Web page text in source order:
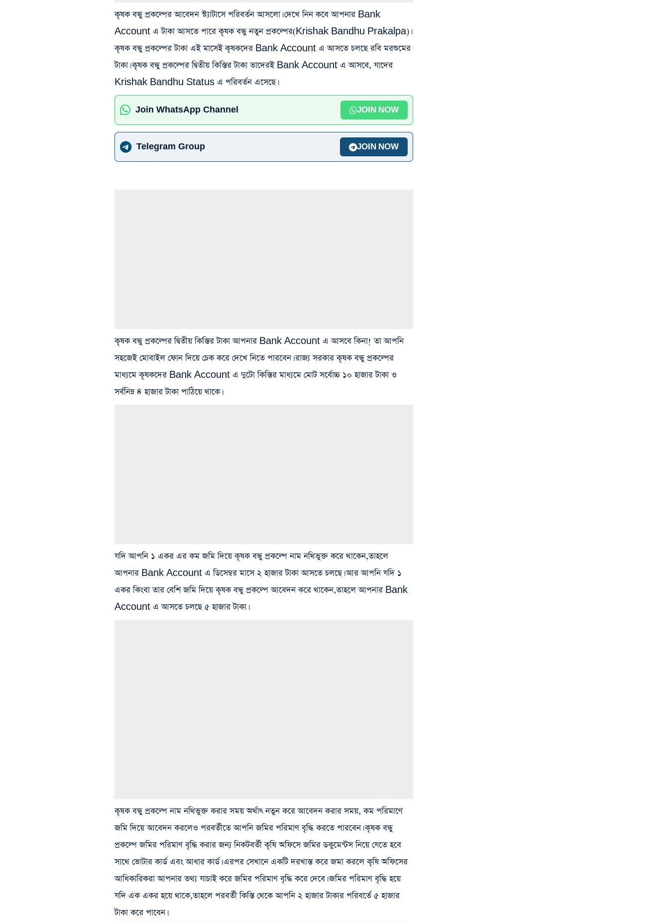
কৃষক বন্ধু প্রকল্পের আবেদন স্ট্যাটাসে পরিবর্তন আসলো। দেখে নিন কবে আপনার Bank
Account এ টাকা আসতে পারে কৃষক বন্ধু নতুন প্রকল্পের(Krishak Bandhu Prakalpa)।
কৃষক বন্ধু প্রকল্পের টাকা এই মাসেই কৃষকদের Bank Account এ আসতে চলছে রবি মরশুমের
টাকা। কৃষক বন্ধু প্রকল্পের দ্বিতীয় কিস্তির টাকা তাদেরই Bank Account এ আসবে, যাদের
Krishak Bandhu Status এ পরিবর্তন এসেছে।
Join WhatsApp Channel JOIN NOW
Telegram Group JOIN NOW
কৃষক বন্ধু প্রকল্পের দ্বিতীয় কিস্তির টাকা আপনার Bank Account এ আসবে কিনা! তা আপনি
সহজেই মোবাইল ফোন দিয়ে চেক করে দেখে নিতে পারবেন। রাজ্য সরকার কৃষক বন্ধু প্রকল্পের
মাধ্যমে কৃষকদের Bank Account এ দুটো কিস্তির মাধ্যমে মোট সর্বোচ্চ ১০ হাজার টাকা ও
সর্বনিম্ন ৪ হাজার টাকা পাঠিয়ে থাকে।
যদি আপনি ১ একর এর কম জমি দিয়ে কৃষক বন্ধু প্রকল্পে নাম নথিভুক্ত করে থাকেন,তাহলে
আপনার Bank Account এ ডিসেম্বর মাসে ২ হাজার টাকা আসতে চলছে। আর আপনি যদি ১
একর কিংবা তার বেশি জমি দিয়ে কৃষক বন্ধু প্রকল্পে আবেদন করে থাকেন,তাহলে আপনার Bank
Account এ আসতে চলছে ৫ হাজার টাকা।
কৃষক বন্ধু প্রকল্পে নাম নথিভুক্ত করার সময় অর্থাৎ নতুন করে আবেদন করার সময়, কম পরিমাণে
জমি দিয়ে আবেদন করলেও পরবর্তীতে আপনি জমির পরিমাণ বৃদ্ধি করতে পারবেন। কৃষক বন্ধু
প্রকল্পে জমির পরিমাণ বৃদ্ধি করার জন্য নিকটবর্তী কৃষি অফিসে জমির ডকুমেন্টস নিয়ে যেতে হবে
সাথে ভোটার কার্ড এবং আধার কার্ড। এরপর সেখানে একটি দরখাস্ত করে জমা করলে কৃষি অফিসের
আধিকারিকরা আপনার তথ্য যাচাই করে জমির পরিমাণ বৃদ্ধি করে দেবে। জমির পরিমাণ বৃদ্ধি হয়ে
যদি এক একর হয়ে থাকে,তাহলে পরবর্তী কিস্তি থেকে আপনি ২ হাজার টাকার পরিবর্তে ৫ হাজার
টাকা করে পাবেন।